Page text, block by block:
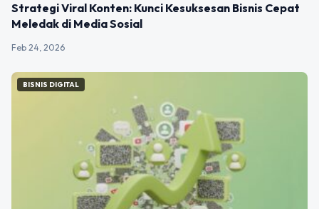
Strategi Viral Konten: Kunci Kesuksesan Bisnis Cepat
Meledak di Media Sosial
Feb 24, 2026
BISNIS DIGITAL